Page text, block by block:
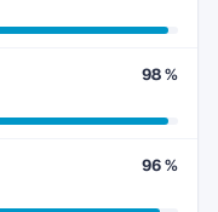
98 %
96 %